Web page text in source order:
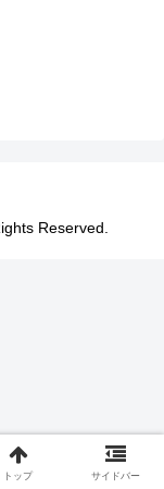
Reserved.
トップ サイドバー